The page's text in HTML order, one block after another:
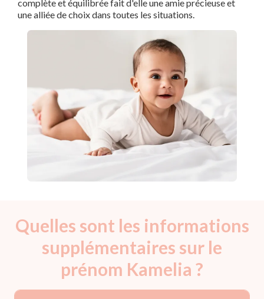
complète et équilibrée fait d'elle une amie précieuse et
une alliée de choix dans toutes les situations.
Quelles sont les informations
supplémentaires sur le
prénom Kamelia ?